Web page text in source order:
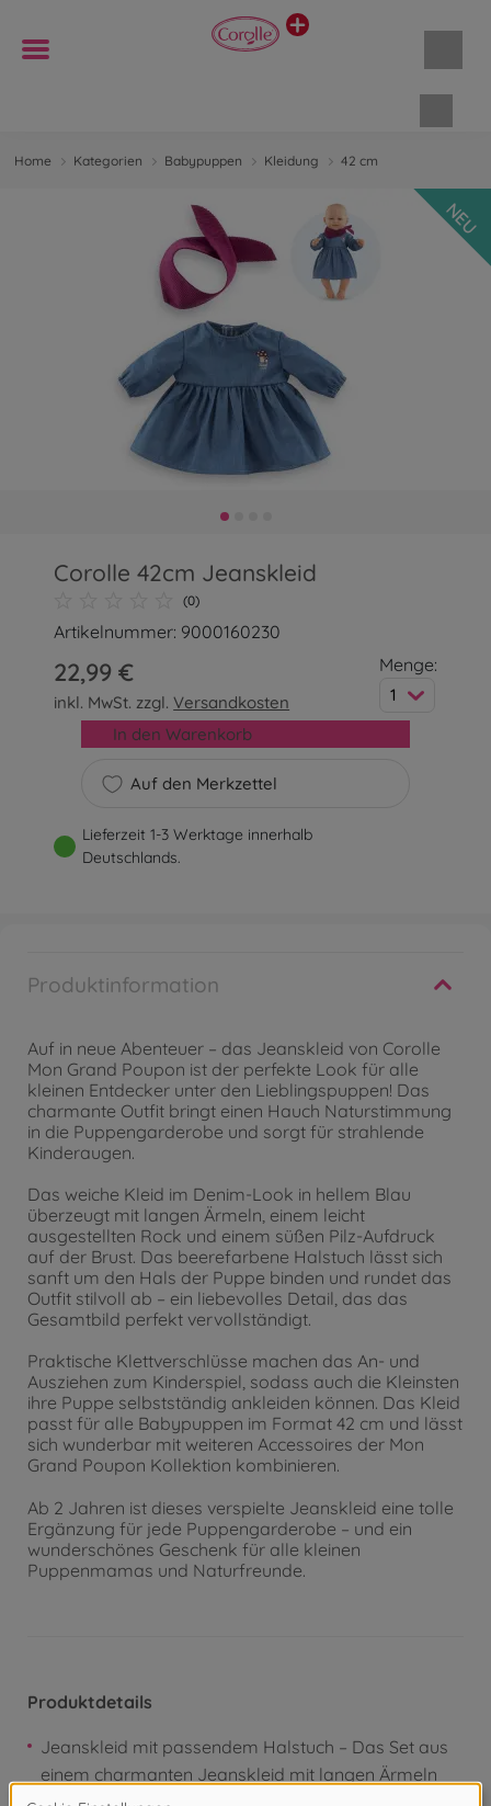
Home Kategorien Babypuppen Kleidung 42 cm
NEU
Corolle 42cm Jeanskleid
(0)
Artikelnummer: 9000160230
22,99 €
inkl. MwSt. zzgl.Versandkosten
Menge:
1
Auf den Merkzettel
In den Warenkorb
Lieferzeit 1-3 Werktage innerhalb
Deutschlands.
Produktinformation
Auf in neue Abenteuer – das Jeanskleid von Corolle
Mon Grand Poupon ist der perfekte Look für alle
kleinen Entdecker unter den Lieblingspuppen! Das
charmante Outfit bringt einen Hauch Naturstimmung
in die Puppengarderobe und sorgt für strahlende
Kinderaugen.
Das weiche Kleid im Denim-Look in hellem Blau
überzeugt mit langen Ärmeln, einem leicht
ausgestellten Rock und einem süßen Pilz-Aufdruck
auf der Brust. Das beerefarbene Halstuch lässt sich
sanft um den Hals der Puppe binden und rundet das
Outfit stilvoll ab – ein liebevolles Detail, das das
Gesamtbild perfekt vervollständigt.
Praktische Klettverschlüsse machen das An- und
Ausziehen zum Kinderspiel, sodass auch die Kleinsten
ihre Puppe selbstständig ankleiden können. Das Kleid
passt für alle Babypuppen im Format 42 cm und lässt
sich wunderbar mit weiteren Accessoires der Mon
Grand Poupon Kollektion kombinieren.
Ab 2 Jahren ist dieses verspielte Jeanskleid eine tolle
Ergänzung für jede Puppengarderobe – und ein
wunderschönes Geschenk für alle kleinen
Puppenmamas und Naturfreunde.
Produktdetails
Jeanskleid mit passendem Halstuch – Das Set aus
einem charmanten Jeanskleid mit langen Ärmeln
und einem beerefarbenen Halstuch ist ein